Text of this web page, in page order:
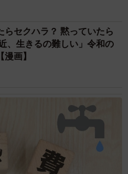
らセクハラ？ 黙っていたら
、生きるの難しい」令和の
画】